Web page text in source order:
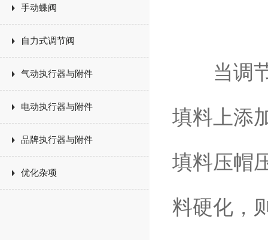
手动蝶阀
自力式调节阀
气动执行器与附件
电动执行器与附件
品牌执行器与附件
优化杂项
当调节
填料上添
填料压帽
料硬化，